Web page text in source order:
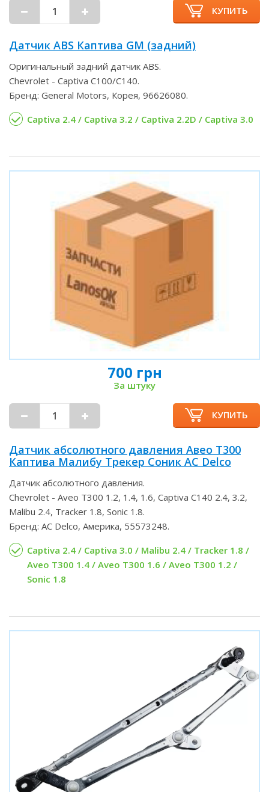
КУПИТЬ
Датчик ABS Каптива GM (задний)
Оригинальный задний датчик ABS.
Chevrolet - Captiva С100/С140.
Бренд: General Motors, Корея, 96626080.
Captiva 2.4 / Captiva 3.2 / Captiva 2.2D / Captiva 3.0
700 грн
За штуку
КУПИТЬ
Датчик абсолютного давления Авео Т300
Каптива Малибу Трекер Соник AC Delco
Датчик абсолютного давления.
Chevrolet - Aveo T300 1.2, 1.4, 1.6, Captiva C140 2.4, 3.2,
Malibu 2.4, Tracker 1.8, Sonic 1.8.
Бренд: AC Delco, Америка, 55573248.
Captiva 2.4 / Captiva 3.0 / Malibu 2.4 / Tracker 1.8 /
Aveo T300 1.4 / Aveo T300 1.6 / Aveo T300 1.2 /
Sonic 1.8